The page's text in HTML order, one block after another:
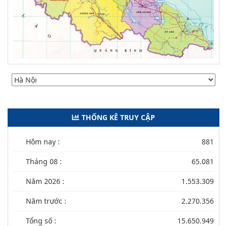
THỐNG KÊ TRUY CẬP
Hôm nay : 881
Tháng 08 : 65.081
Năm 2026 : 1.553.309
Năm trước : 2.270.356
Tổng số : 15.650.949